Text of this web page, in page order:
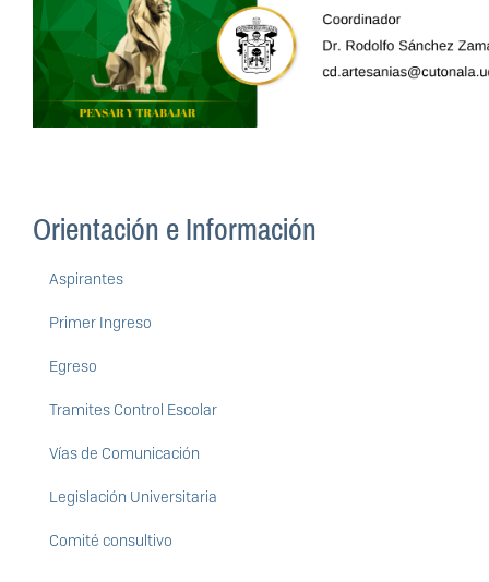
Orientación e Información
Aspirantes
Primer Ingreso
Egreso
Tramites Control Escolar
Vías de Comunicación
Legislación Universitaria
Comité consultivo